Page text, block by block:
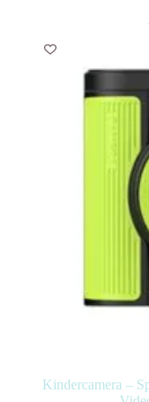
Kindercamera –